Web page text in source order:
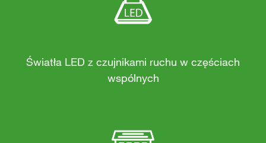
Światła LED z czujnikami ruchu w częściach
wspólnych